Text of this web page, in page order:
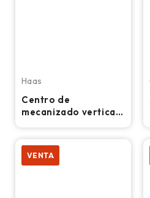
Haas
Centro de
mecanizado vertical
50 mm
VENTA